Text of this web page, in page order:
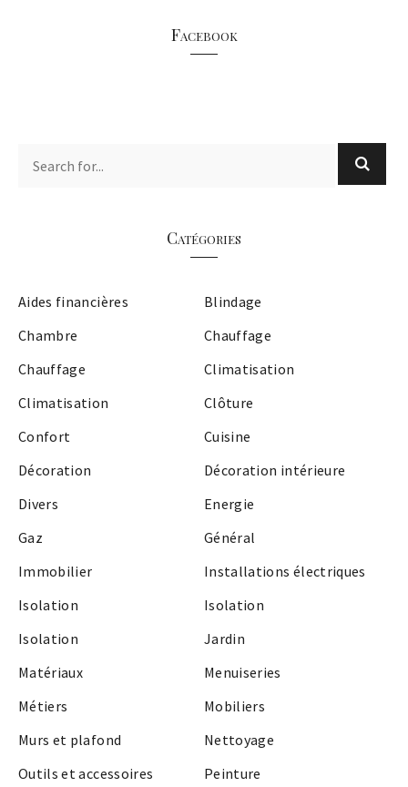
Facebook
Catégories
Aides financières
Blindage
Chambre
Chauffage
Chauffage
Climatisation
Climatisation
Clôture
Confort
Cuisine
Décoration
Décoration intérieure
Divers
Energie
Gaz
Général
Immobilier
Installations électriques
Isolation
Isolation
Isolation
Jardin
Matériaux
Menuiseries
Métiers
Mobiliers
Murs et plafond
Nettoyage
Outils et accessoires
Peinture